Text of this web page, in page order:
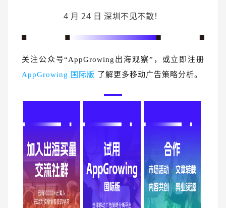
4 月 24 日 深圳不见不散！
关注公众号“AppGrowing出海观察”，或立即注册
AppGrowing 国际版 了解更多移动广告策略分析。